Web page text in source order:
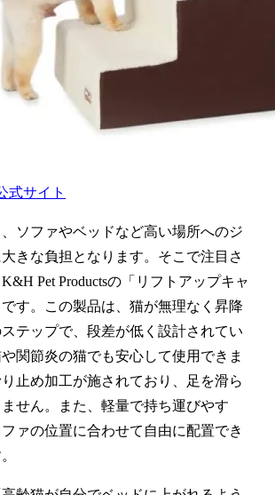
式サイト
ソファやベッドなど高い場所へのジ
きな負担となります。そこで注目さ
Pet Productsの「リフトアップキャ
す。この製品は、猫が無理なく昇降
テップで、段差が低く設計されてい
関節炎の猫でも安心して使用できま
止め加工が施されており、足を滑ら
せん。また、軽量で持ち運びやす
ァの位置に合わせて自由に配置でき